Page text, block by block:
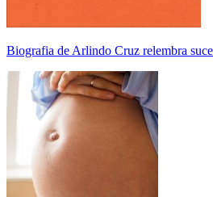
Biografia de Arlindo Cruz relembra